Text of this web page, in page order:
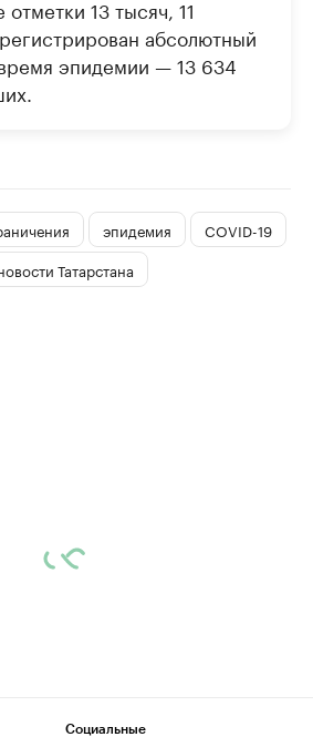
13 тысяч, 11
абсолютный
эпидемии — 13 634
эпидемия
COVID-19
Татарстана
Социальные